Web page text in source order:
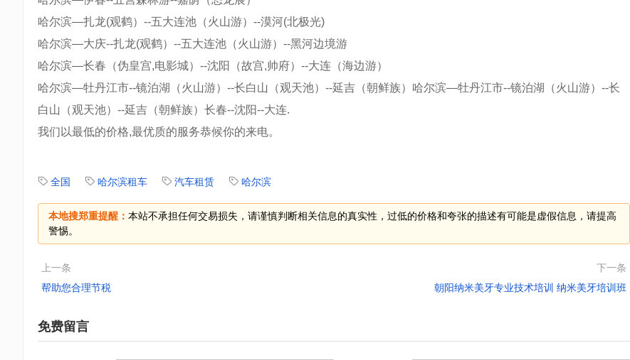
哈尔滨—扎龙(观鹤）--五大连池（火山游）--漠河(北极光)
哈尔滨—大庆--扎龙(观鹤）--五大连池（火山游）--黑河边境游
哈尔滨—长春（伪皇宫,电影城）--沈阳（故宫,帅府）--大连（海边游）
哈尔滨—牡丹江市--镜泊湖（火山游）--长白山（观天池）--延吉（朝鲜族）哈尔滨—牡丹江市--镜泊湖（火山游）--长
白山（观天池）--延吉（朝鲜族）长春--沈阳--大连.
我们以最低的价格,最优质的服务恭候你的来电。
全国 哈尔滨租车 汽车租赁 哈尔滨
本地搜郑重提醒： 本站不承担任何交易损失，请谨慎判断相关信息的真实性，过低的价格和夸张的描述有可能是虚假信息，请提高
警惕。
上一条
帮助您合理节税
下一条
朝阳纳米美牙专业技术培训 纳米美牙培训班
免费留言